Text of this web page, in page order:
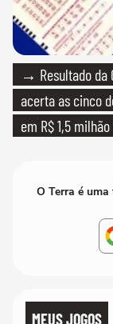
→ Resultado da
acerta as cinco
em R$ 1,5 milhão
O Terra é
MEUS JOGOS